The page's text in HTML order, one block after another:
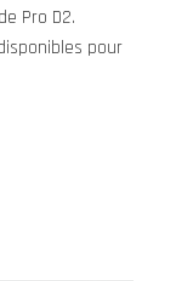
Pro D2.
pour